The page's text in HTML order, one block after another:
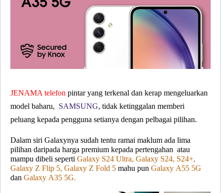
JENAMA telefon pintar yang terkenal dan kerap mengeluarkan
model baharu, SAMSUNG, tidak ketinggalan memberi
peluang kepada pengguna setianya dengan pelbagai pilihan.
Dalam siri Galaxynya sudah tentu ramai maklum ada lima
pilihan daripada harga premium kepada pertengahan atau
mampu dibeli seperti Galaxy S24 Ultra, Galaxy S24, S24+,
Galaxy Z Flip 5, Galaxy Z Fold 5 mahu pun Galaxy A55 5G
dan Galaxy A35 5G.